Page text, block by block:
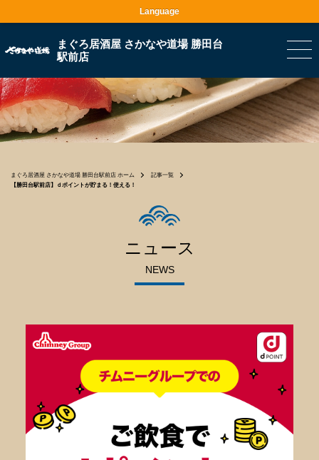
まぐろ居酒屋 さかなや道場 勝田台
駅前店
まぐろ居酒屋 さかなや道場 勝田台駅前店 ホーム
記事一覧
【勝田台駅前店】ｄポイントが貯まる！使える！
ニュース
NEWS
Language